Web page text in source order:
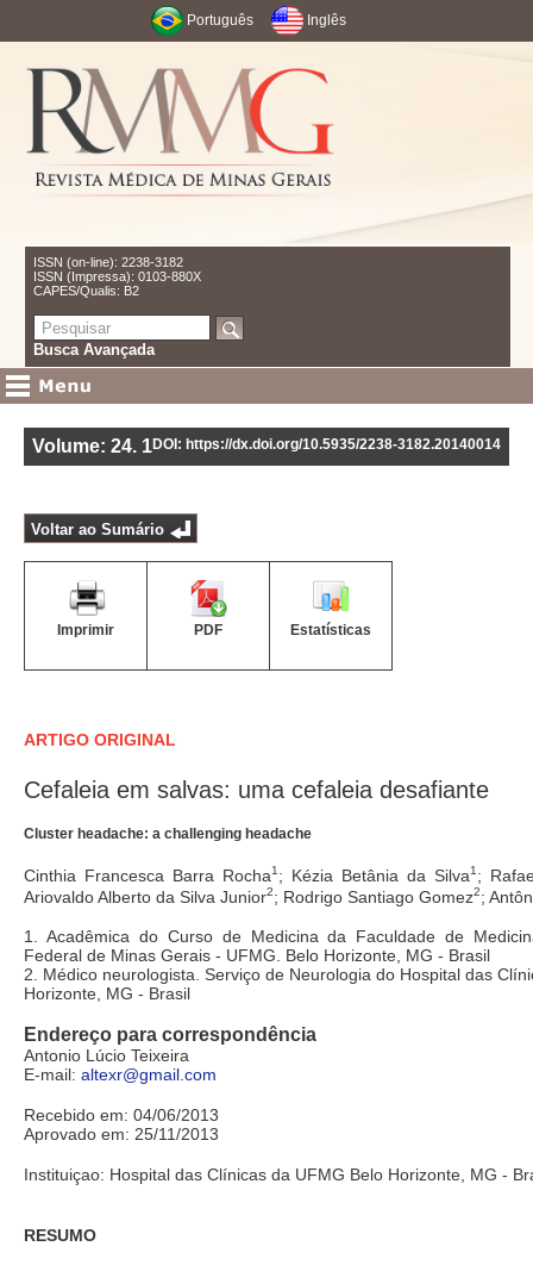
Português Inglês
ISSN (on-line): 2238-3182
ISSN (Impressa): 0103-880X
CAPES/Qualis: B2
Busca Avançada
Volume: 24. 1DOI: https://dx.doi.org/10.5935/2238-3182.20140014
Voltar ao Sumário
Imprimir PDF Estatísticas
ARTIGO ORIGINAL
Cefaleia em salvas: uma cefaleia desafiante
Cluster headache: a challenging headache
Cinthia Francesca Barra Rocha1 ; Kézia Betânia da Silva1 ;
Ariovaldo Alberto da Silva Junior2; Rodrigo Santiago Gomez2;
1. Acadêmica do Curso de Medicina da Faculdade de
Federal de Minas Gerais - UFMG. Belo Horizonte, MG - Brasil
2. Médico neurologista. Serviço de Neurologia do Hospital das
Horizonte, MG - Brasil
Endereço para correspondência
Antonio Lúcio Teixeira
E-mail: altexr@gmail.com
Recebido em: 04/06/2013
Aprovado em: 25/11/2013
Instituiçao: Hospital das Clínicas da UFMG Belo Horizonte, MG -
RESUMO